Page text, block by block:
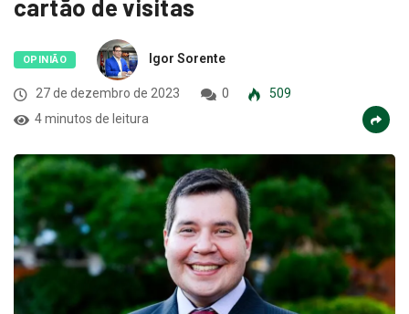
27 de dezembro de 2023
4 minutos de leitura